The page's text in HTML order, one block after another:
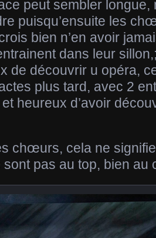
peut sembler longue,
puisqu’ensuite les
bien n’en avoir
dans leur
de découvrir u opéra,
plus tard, avec 2
heureux d’avoir
chœurs, cela ne
pas au top, bien au